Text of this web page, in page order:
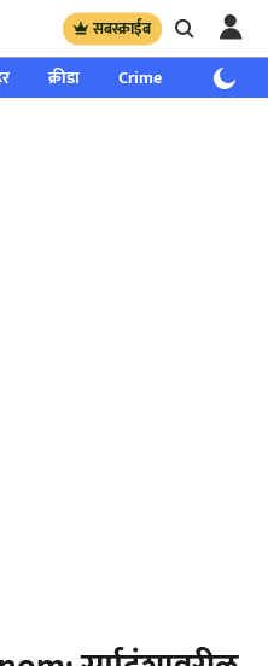
सबस्क्राईब
क्रीडा Crime साप्ताहिक